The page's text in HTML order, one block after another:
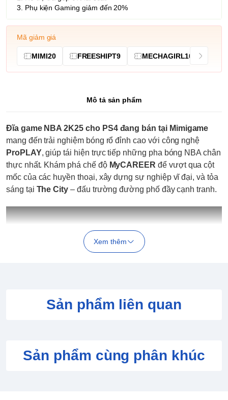
3. Phụ kiện Gaming giảm đến 20%
Mã giảm giá
MIMI20 FREESHIPT9 MECHAGIRL10
Mô tả sản phẩm
Đĩa game NBA 2K25 cho PS4 đang bán tại Mimigame
mang đến trải nghiệm bóng rổ đỉnh cao với công nghệ
ProPLAY, giúp tái hiện trực tiếp những pha bóng NBA chân
thực nhất. Khám phá chế độ MyCAREER để vượt qua cột
mốc của các huyền thoại, xây dựng sự nghiệp vĩ đại, và tỏa
sáng tại The City – đấu trường đường phố đầy cạnh tranh.
Công nghệ ProPLAY
- Mang trận đấu của bạn đến với
cuộc sống thực với ProPLAY, công nghệ chân thực chuyển
Xem thêm
Sản phẩm liên quan
Sản phẩm cùng phân khúc